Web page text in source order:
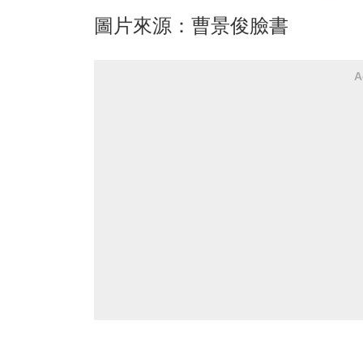
圖片來源：曹景俊臉書